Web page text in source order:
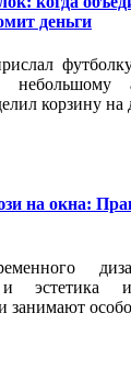
деньги
корзину на
на окна:
и